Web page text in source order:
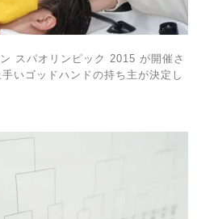
スパオリンピック 2015 が開催さ
いゴッドハンドの持ち主が決定し